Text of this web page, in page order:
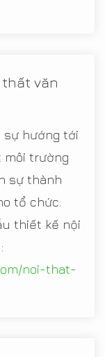
văn
sự hướng tới
môi trường
sự thành
tổ chức.
thiết kế nội
noi-that-